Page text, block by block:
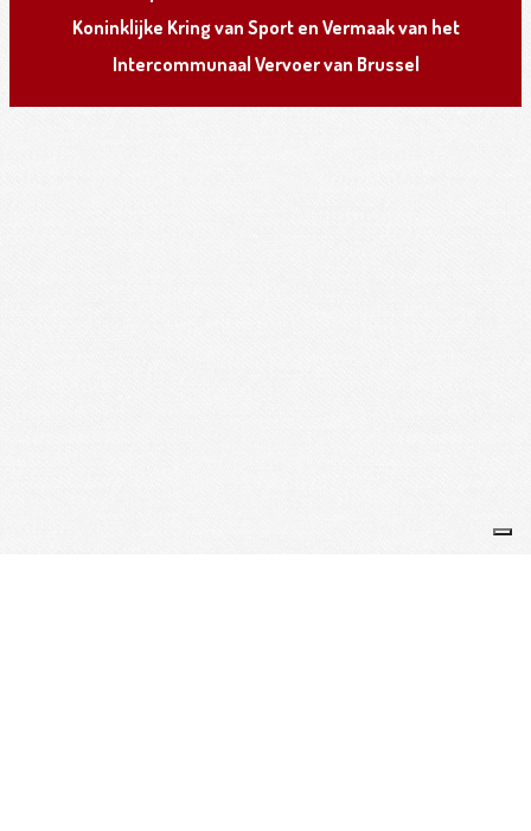
Koninklijke Kring van Sport en Vermaak van het
Intercommunaal Vervoer van Brussel